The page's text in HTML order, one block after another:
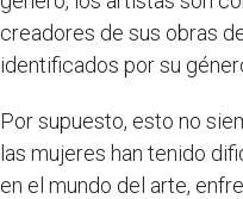
creadores de sus obras
identificados por su
Por supuesto, esto no
las mujeres han tenido
en el mundo del arte,